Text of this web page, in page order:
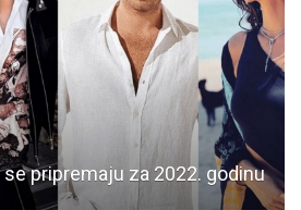
pripremaju za 2022. godinu